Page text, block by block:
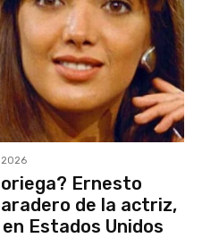
2026
Ernesto
de la actriz,
Estados Unidos